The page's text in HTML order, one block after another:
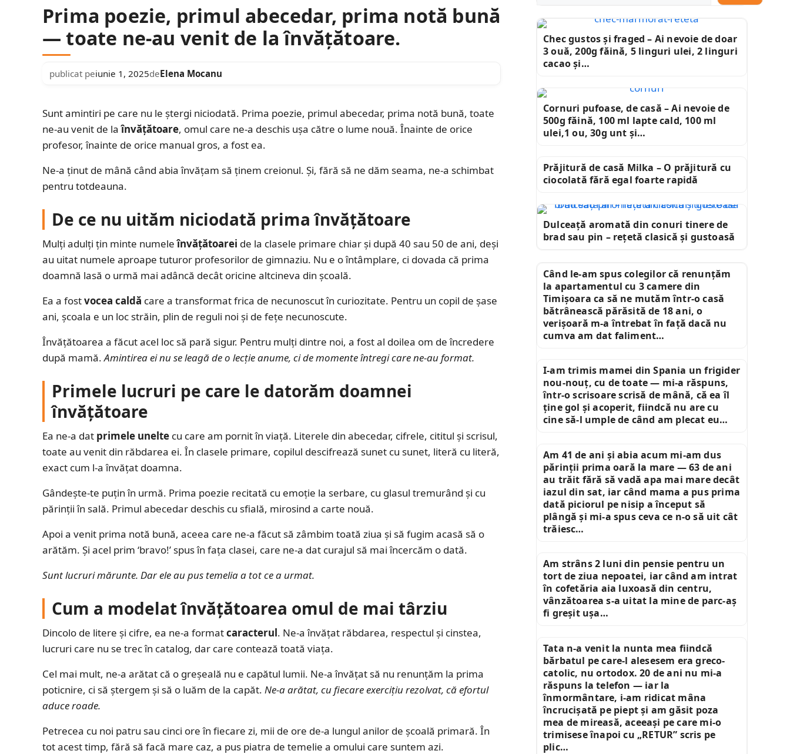
Prima poezie, primul abecedar, prima notă bună
— toate ne-au venit de la învățătoare.
publicat peiunie 1, 2025deElena Mocanu
Sunt amintiri pe care nu le ștergi niciodată. Prima poezie, primul abecedar, prima notă bună, toate
ne-au venit de laînvățătoare, omul care ne-a deschis ușa către o lume nouă. Înainte de orice
profesor, înainte de orice manual gros, a fost ea.
Ne-a ținut de mână când abia învățam să ținem creionul. Și, fără să ne dăm seama, ne-a schimbat
pentru totdeauna.
De ce nu uităm niciodată prima învățătoare
Mulți adulți țin minte numeleînvățătoarei de la clasele primare chiar și după 40 sau 50 de ani, deși
au uitat numele aproape tuturor profesorilor de gimnaziu. Nu e o întâmplare, ci dovada că prima
doamnă lasă o urmă mai adâncă decât oricine altcineva din școală.
Ea a fostvocea caldă care a transformat frica de necunoscut în curiozitate. Pentru un copil de șase
ani, școala e un loc străin, plin de reguli noi și de fețe necunoscute.
Învățătoarea a făcut acel loc să pară sigur. Pentru mulți dintre noi, a fost al doilea om de încredere
după mamă.Amintirea ei nu se leagă de o lecție anume, ci de momente întregi care ne-au format.
Primele lucruri pe care le datorăm doamnei
învățătoare
Ea ne-a dat primele unelte cu care am pornit în viață. Literele din abecedar, cifrele, cititul și scrisul,
toate au venit din răbdarea ei. În clasele primare, copilul descifrează sunet cu sunet, literă cu literă,
exact cum l-a învățat doamna.
Gândește-te puțin în urmă. Prima poezie recitată cu emoție la serbare, cu glasul tremurând și cu
părinții în sală. Primul abecedar deschis cu sfială, mirosind a carte nouă.
Apoi a venit prima notă bună, aceea care ne-a făcut să zâmbim toată ziua și să fugim acasă să o
arătăm. Și acel prim ‘bravo!’ spus în fața clasei, care ne-a dat curajul să mai încercăm o dată.
Sunt lucruri mărunte. Dar ele au pus temelia a tot ce a urmat.
Cum a modelat învățătoarea omul de mai târziu
Dincolo de litere și cifre, ea ne-a formatcaracterul. Ne-a învățat răbdarea, respectul și cinstea,
lucruri care nu se trec în catalog, dar care contează toată viața.
Cel mai mult, ne-a arătat că o greșeală nu e capătul lumii. Ne-a învățat să nu renunțăm la prima
poticnire, ci să ștergem și să o luăm de la capăt. Ne-a arătat, cu fiecare exercițiu rezolvat, că efortul
aduce roade.
Petrecea cu noi patru sau cinci ore în fiecare zi, mii de ore de-a lungul anilor de școală primară. În
tot acest timp, fără să facă mare caz, a pus piatra de temelie a omului care suntem azi.
Chec gustos și fraged – Ai nevoie de doar
3 ouă, 200g făină, 5 linguri ulei, 2 linguri
cacao și…
Cornuri pufoase, de casă – Ai nevoie de
500g făină, 100 ml lapte cald, 100 ml
ulei,1 ou, 30g unt și…
Prăjitură de casă Milka – O prăjitură cu
ciocolată fără egal foarte rapidă
Dulceață aromată din conuri tinere de
brad sau pin – rețetă clasică și gustoasă
Când le-am spus colegilor că renunțăm
la apartamentul cu 3 camere din
Timișoara ca să ne mutăm într-o casă
bătrânească părăsită de 18 ani, o
verișoară m-a întrebat în față dacă nu
cumva am dat faliment…
I-am trimis mamei din Spania un frigider
nou-nouț, cu de toate — mi-a răspuns,
într-o scrisoare scrisă de mână, că ea îl
ține gol și acoperit, fiindcă nu are cu
cine să-l umple de când am plecat eu…
Am 41 de ani și abia acum mi-am dus
părinții prima oară la mare — 63 de ani
au trăit fără să vadă apa mai mare decât
iazul din sat, iar când mama a pus prima
dată piciorul pe nisip a început să
plângă și mi-a spus ceva ce n-o să uit cât
trăiesc…
Am strâns 2 luni din pensie pentru un
tort de ziua nepoatei, iar când am intrat
în cofetăria aia luxoasă din centru,
vânzătoarea s-a uitat la mine de parc-aș
fi greșit ușa…
Tata n-a venit la nunta mea fiindcă
bărbatul pe care-l alesesem era greco-
catolic, nu ortodox. 20 de ani nu mi-a
răspuns la telefon — iar la
înmormântare, i-am ridicat mâna
încrucișată pe piept și am găsit poza
mea de mireasă, aceeași pe care mi-o
trimisese înapoi cu „RETUR” scris pe
plic…